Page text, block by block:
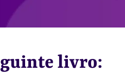
livro: